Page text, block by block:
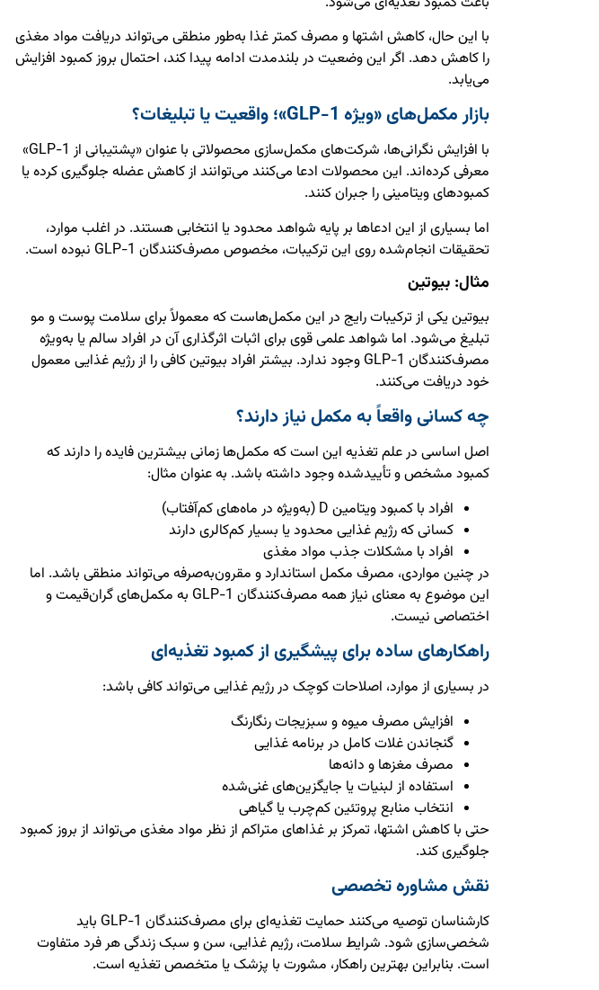
با این حال، کاهش اشتها و مصرف کمتر غذا به‌طور منطقی می‌تواند دریافت مواد مغذی
را کاهش دهد. اگر این وضعیت در بلندمدت ادامه پیدا کند، احتمال بروز کمبود افزایش
می‌یابد.
بازار مکمل‌های «ویژه GLP-1»؛ واقعیت یا تبلیغات؟
با افزایش نگرانی‌ها، شرکت‌های مکمل‌سازی محصولاتی با عنوان «پشتیبانی از GLP-1»
معرفی کرده‌اند. این محصولات ادعا می‌کنند می‌توانند از کاهش عضله جلوگیری کرده یا
کمبودهای ویتامینی را جبران کنند.
اما بسیاری از این ادعاها بر پایه شواهد محدود یا انتخابی هستند. در اغلب موارد،
تحقیقات انجام‌شده روی این ترکیبات، مخصوص مصرف‌کنندگان GLP-1 نبوده است.
مثال: بیوتین
بیوتین یکی از ترکیبات رایج در این مکمل‌هاست که معمولاً برای سلامت پوست و مو
تبلیغ می‌شود. اما شواهد علمی قوی برای اثبات اثرگذاری آن در افراد سالم یا به‌ویژه
مصرف‌کنندگان GLP-1 وجود ندارد. بیشتر افراد بیوتین کافی را از رژیم غذایی معمول
خود دریافت می‌کنند.
چه کسانی واقعاً به مکمل نیاز دارند؟
اصل اساسی در علم تغذیه این است که مکمل‌ها زمانی بیشترین فایده را دارند که
کمبود مشخص و تأییدشده وجود داشته باشد. به عنوان مثال:
افراد با کمبود ویتامین D (به‌ویژه در ماه‌های کم‌آفتاب)
کسانی که رژیم غذایی محدود یا بسیار کم‌کالری دارند
افراد با مشکلات جذب مواد مغذی
در چنین مواردی، مصرف مکمل استاندارد و مقرون‌به‌صرفه می‌تواند منطقی باشد. اما
این موضوع به معنای نیاز همه مصرف‌کنندگان GLP-1 به مکمل‌های گران‌قیمت و
اختصاصی نیست.
راهکارهای ساده برای پیشگیری از کمبود تغذیه‌ای
در بسیاری از موارد، اصلاحات کوچک در رژیم غذایی می‌تواند کافی باشد:
افزایش مصرف میوه و سبزیجات رنگارنگ
گنجاندن غلات کامل در برنامه غذایی
مصرف مغزها و دانه‌ها
استفاده از لبنیات یا جایگزین‌های غنی‌شده
انتخاب منابع پروتئین کم‌چرب یا گیاهی
حتی با کاهش اشتها، تمرکز بر غذاهای متراکم از نظر مواد مغذی می‌تواند از بروز کمبود
جلوگیری کند.
نقش مشاوره تخصصی
کارشناسان توصیه می‌کنند حمایت تغذیه‌ای برای مصرف‌کنندگان GLP-1 باید
شخصی‌سازی شود. شرایط سلامت، رژیم غذایی، سن و سبک زندگی هر فرد متفاوت
است. بنابراین بهترین راهکار، مشورت با پزشک یا متخصص تغذیه است.